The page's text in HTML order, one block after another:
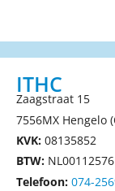
ITHC
Zaagstraat 15
7556MX Hengelo
KVK: 08135852
BTW:
Telefoon: 074-